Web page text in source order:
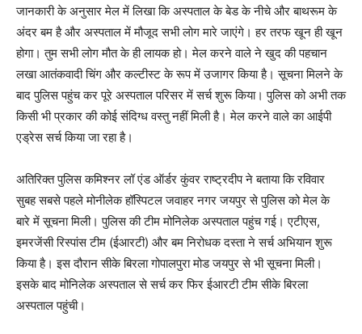
जानकारी के अनुसार मेल में लिखा कि अस्पताल के बेड के नीचे और बाथरूम के
अंदर बम है और अस्पताल में मौजूद सभी लोग मारे जाएंगे। हर तरफ खून ही खून
होगा। तुम सभी लोग मौत के ही लायक हो। मेल करने वाले ने खुद की पहचान
लखा आतंकवादी चिंग और कल्टीस्ट के रूप में उजागर किया है। सूचना मिलने के
बाद पुलिस पहुंच कर पूरे अस्पताल परिसर में सर्च शुरू किया। पुलिस को अभी तक
किसी भी प्रकार की कोई संदिग्ध वस्तु नहीं मिली है। मेल करने वाले का आईपी
एड्रेस सर्च किया जा रहा है।
अतिरिक्त पुलिस कमिश्नर लॉ एंड ऑर्डर कुंवर राष्ट्रदीप ने बताया कि रविवार
सुबह सबसे पहले मोनीलेक हॉस्पिटल जवाहर नगर जयपुर से पुलिस को मेल के
बारे में सूचना मिली। पुलिस की टीम मोनिलेक अस्पताल पहुंच गई। एटीएस,
इमरजेंसी रिस्पांस टीम (ईआरटी) और बम निरोधक दस्ता ने सर्च अभियान शुरू
किया है। इस दौरान सीके बिरला गोपालपुरा मोड जयपुर से भी सूचना मिली।
इसके बाद मोनिलेक अस्पताल से सर्च कर फिर ईआरटी टीम सीके बिरला
अस्पताल पहुंची।